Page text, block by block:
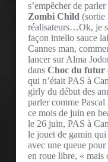
s’empêcher de parler
Zombi Child (sortie
réalisateurs…Ok, je
façon intello sauce
Cannes man,
lancer sur Alma
dans Choc du futur
qui n’était PAS à
girly du début des
parler comme
ce mois de juin en
le 26 juin, PAS à
le jouet de gamin
avec une queue
en roue libre, « mais